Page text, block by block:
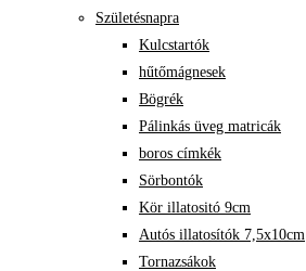
Születésnapra
Kulcstartók
hűtőmágnesek
Bögrék
Pálinkás üveg matricák
boros címkék
Sörbontók
Kör illatositó 9cm
Autós illatosítók 7,5x10cm
Tornazsákok